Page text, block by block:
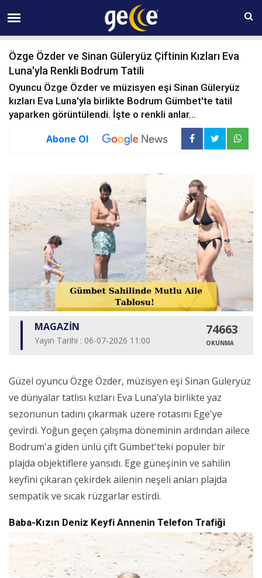
07 AĞUSTOS Cuma 19:59
Özge Özder ve Sinan Güleryüz Çiftinin Kızları Eva
Luna'yla Renkli Bodrum Tatili
Oyuncu Özge Özder ve müzisyen eşi Sinan Güleryüz
kızları Eva Luna'yla birlikte Bodrum Gümbet'te tatil
yaparken görüntülendi. İşte o renkli anlar...
Abone Ol
MAGAZİN
Yayın Tarihi : 06-07-2026 11:00
74663
OKUNMA
Güzel oyuncu Özge Özder, müzisyen eşi Sinan Güleryüz
ve dünyalar tatlısı kızları Eva Luna'yla birlikte yaz
sezonunun tadını çıkarmak üzere rotasını Ege'ye
çevirdi. Yoğun geçen çalışma döneminin ardından ailece
Bodrum'a giden ünlü çift Gümbet'teki popüler bir
plajda objektiflere yansıdı. Ege güneşinin ve sahilin
keyfini çıkaran çekirdek ailenin neşeli anları plajda
sempatik ve sıcak rüzgarlar estirdi.
Baba-Kızın Deniz Keyfi Annenin Telefon Trafiği